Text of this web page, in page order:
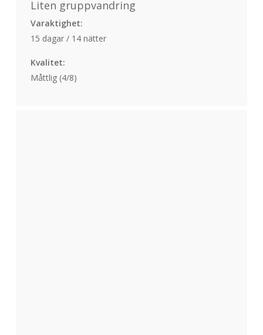
Liten gruppvandring
Varaktighet:
15 dagar / 14 nätter
Kvalitet:
Måttlig (4/8)